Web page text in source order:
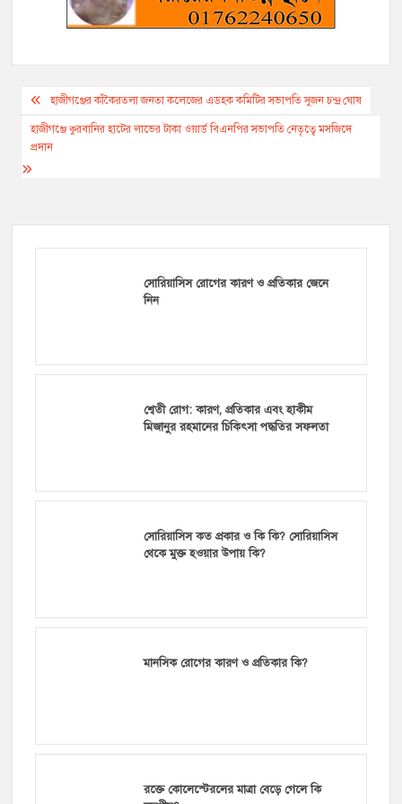
Post
navigation
হাজীগঞ্জের কাঁকৈরতলা জনতা কলেজের এডহক কমিটির সভাপতি সুজন চন্দ্র ঘোষ
হাজীগঞ্জে কুরবানির হাটের লাভের টাকা ওয়ার্ড বিএনপির সভাপতি নেতৃত্বে মসজিদে
প্রদান
সোরিয়াসিস রোগের কারণ ও প্রতিকার জেনে
নিন
শ্বেতী রোগ: কারণ, প্রতিকার এবং হাকীম
মিজানুর রহমানের চিকিৎসা পদ্ধতির সফলতা
সোরিয়াসিস কত প্রকার ও কি কি? সোরিয়াসিস
থেকে মুক্ত হওয়ার উপায় কি?
মানসিক রোগের কারণ ও প্রতিকার কি?
রক্তে কোলেস্টেরলের মাত্রা বেড়ে গেলে কি